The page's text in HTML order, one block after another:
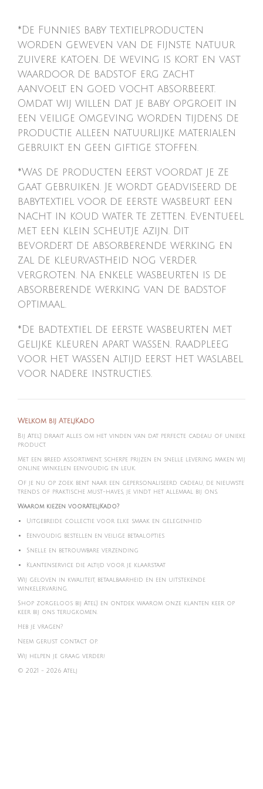
*De Funnies baby textielproducten
worden geweven van de fijnste natuur
zuivere katoen. De weving is kort en vast
waardoor de badstof erg zacht
aanvoelt en goed vocht absorbeert.
Omdat wij willen dat je baby opgroeit in
een veilige omgeving worden tijdens de
productie alleen natuurlijke materialen
gebruikt en geen giftige stoffen.
*Was de producten eerst voordat je ze
gaat gebruiken. Je wordt geadviseerd de
babytextiel voor de eerste wasbeurt een
nacht in koud water te zetten. Eventueel
met een klein scheutje azijn. Dit
bevordert de absorberende werking en
zal de kleurvastheid nog verder
vergroten. Na enkele wasbeurten is de
absorberende werking van de badstof
optimaal.
*De badtextiel de eerste wasbeurten met
gelijke kleuren apart wassen. Raadpleeg
voor het wassen altijd eerst het waslabel
voor nadere instructies.
Welkom bij AteljKado
Bij Atel'J draait alles om het vinden van dat perfecte cadeau of unieke
product.
Met een breed assortiment, scherpe prijzen en snelle levering maken wij
online winkelen eenvoudig en leuk.
Of je nu op zoek bent naar een gepersonaliseerd cadeau, de nieuwste
trends of praktische must-haves, je vindt het allemaal bij ons.
Waarom kiezen voorAteljKado?
Uitgebreide collectie voor elke smaak en gelegenheid
Eenvoudig bestellen en veilige betaalopties
Snelle en betrouwbare verzending
Klantenservice die altijd voor je klaarstaat
Wij geloven in kwaliteit, betaalbaarheid en een uitstekende
winkelervaring.
Shop zorgeloos bij Atel'J en ontdek waarom onze klanten keer op
keer bij ons terugkomen.
Heb je vragen?
Neem gerust contact op.
Wij helpen je graag verder!
© 2021 - 2026 Atelj